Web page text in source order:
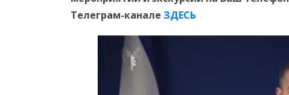
Телеграм-канале ЗДЕСЬ